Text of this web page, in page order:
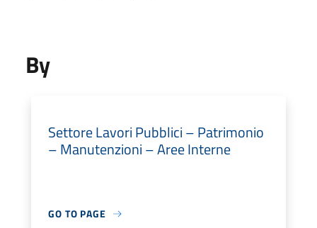
By
Settore Lavori Pubblici – Patrimonio
– Manutenzioni – Aree Interne
GO TO PAGE